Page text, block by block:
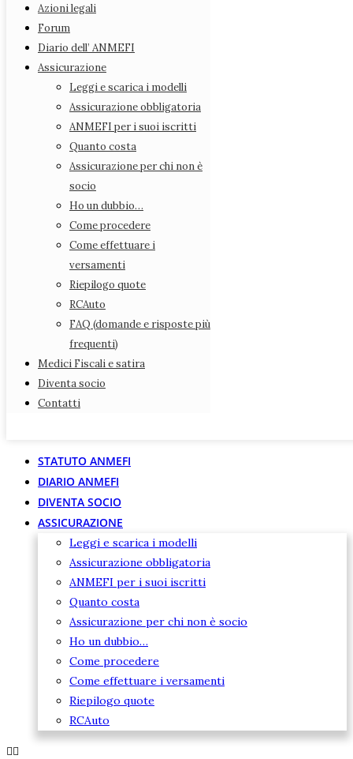
Azioni legali
Forum
Diario dell’ ANMEFI
Assicurazione
Leggi e scarica i modelli
Assicurazione obbligatoria
ANMEFI per i suoi iscritti
Quanto costa
Assicurazione per chi non è
socio
Ho un dubbio…
Come procedere
Come effettuare i
versamenti
Riepilogo quote
RCAuto
FAQ (domande e risposte più
frequenti)
Medici Fiscali e satira
Diventa socio
Contatti
Consiglio Nazionale (consiglieri regionali)
Statuto
Azioni legali
Forum
Diario dell’ ANMEFI
Assicurazione
Leggi e scarica i modelli
Assicurazione obbligatoria
ANMEFI per i suoi iscritti
Quanto costa
Assicurazione per chi non è socio
Ho un dubbio…
Come procedere
Come effettuare i versamenti
Riepilogo quote
RCAuto
FAQ (domande e risposte più frequenti)
Medici Fiscali e satira
Diventa socio
Contatti
STATUTO ANMEFI
DIARIO ANMEFI
DIVENTA SOCIO
ASSICURAZIONE
Leggi e scarica i modelli
Assicurazione obbligatoria
ANMEFI per i suoi iscritti
Quanto costa
Assicurazione per chi non è socio
Ho un dubbio…
Come procedere
Come effettuare i versamenti
Riepilogo quote
RCAuto